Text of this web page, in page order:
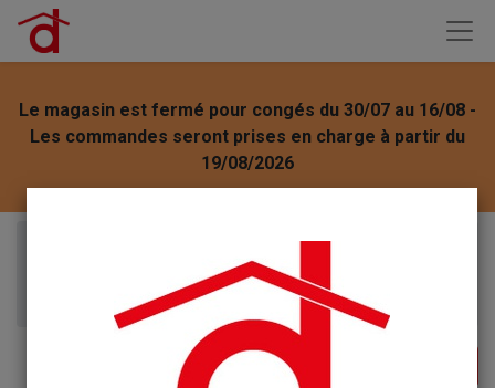
Le magasin est fermé pour congés du 30/07 au 16/08 -
Les commandes seront prises en charge à partir du
19/08/2026
Starwax Cire Antiquaire liquide 500ml chêne moyen